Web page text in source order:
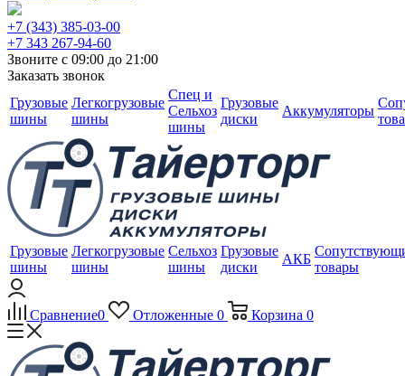
+7 (343) 385-03-00
+7 343 267-94-60
Звоните с 09:00 до 21:00
Заказать звонок
Грузовые
шины
Легкогрузовые
шины
Спец и
Сельхоз
шины
Грузовые
диски
Аккумуляторы
Грузовые
шины
Легкогрузовые
шины
Сельхоз
шины
Грузовые
диски
АКБ
товары
Сравнение0 Отложенные 0 Корзина 0